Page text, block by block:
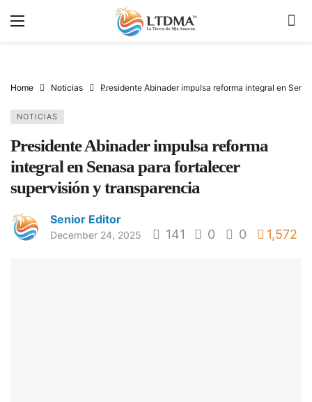
Home Noticias Presidente Abinader impulsa reforma integral en
NOTICIAS
Presidente Abinader impulsa reforma
integral en Senasa para fortalecer
supervisión y transparencia
Senior Editor
December 24, 2025 141 0 0 1,572